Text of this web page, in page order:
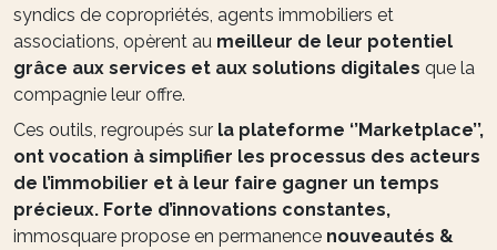
syndics de copropriétés, agents immobiliers et
associations, opèrent au meilleur de leur potentiel
grâce aux services et aux solutions digitales que la
compagnie leur offre.
Ces outils, regroupés sur la plateforme ‘’Marketplace’’,
ont vocation à simplifier les processus des acteurs
de l’immobilier et à leur faire gagner un temps
précieux. Forte d’innovations constantes,
immosquare propose en permanence nouveautés &